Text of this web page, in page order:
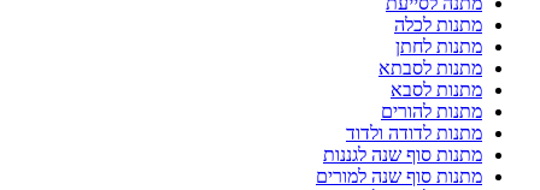
מתנות לכלה
מתנות לחתן
מתנות לסבתא
מתנות לסבא
מתנות להורים
מתנות לדודה ולדוד
מתנות סוף שנה לגננות
מתנות סוף שנה למורים